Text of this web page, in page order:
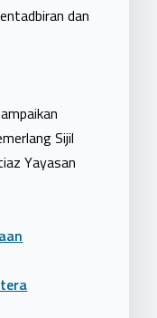
dan
Sijil
Yayasan